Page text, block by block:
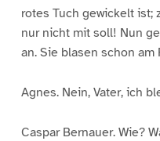
rotes Tuch gewickelt ist;
nur nicht mit soll! Nun
an. Sie blasen schon am
Agnes. Nein, Vater, ich
Caspar Bernauer. Wie?